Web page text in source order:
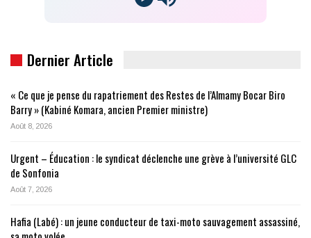
Dernier Article
« Ce que je pense du rapatriement des Restes de l’Almamy Bocar Biro
Barry » (Kabiné Komara, ancien Premier ministre)
Août 8, 2026
Urgent – Éducation : le syndicat déclenche une grève à l’université GLC
de Sonfonia
Août 7, 2026
Hafia (Labé) : un jeune conducteur de taxi-moto sauvagement assassiné,